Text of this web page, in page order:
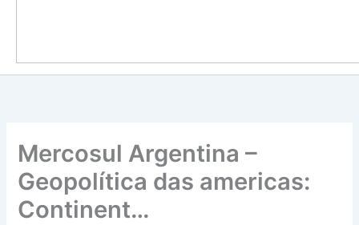
Mercosul Argentina –
Geopolítica das americas:
Continent…